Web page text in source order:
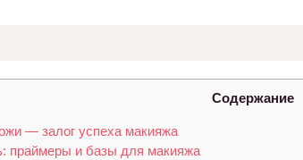
Содержание
— залог успеха макияжа
праймеры и базы для макияжа